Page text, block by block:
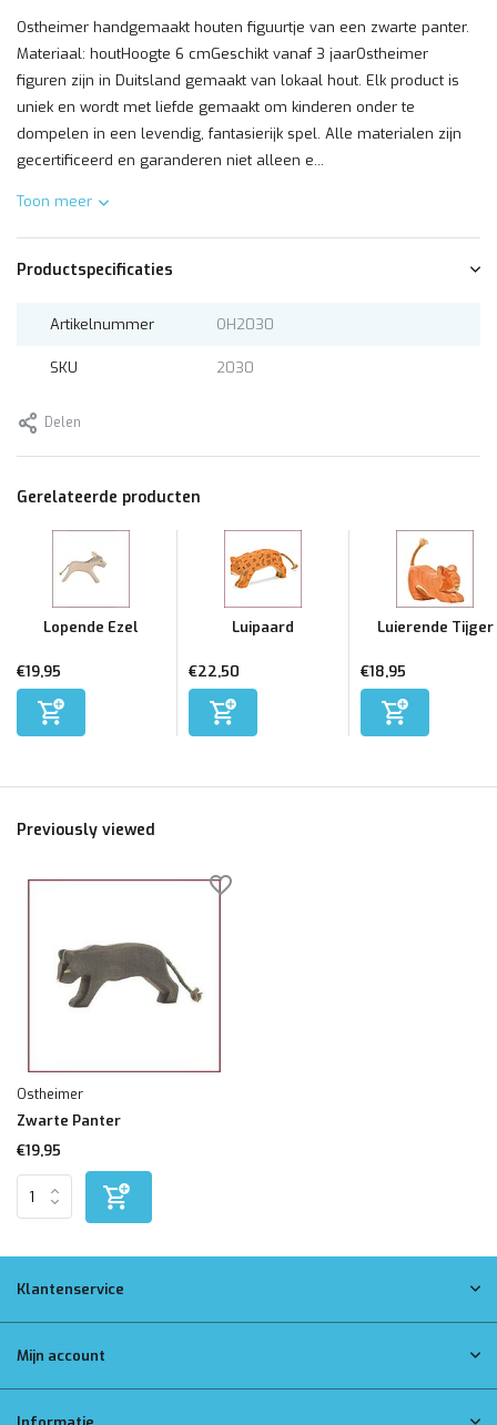
Ostheimer handgemaakt houten figuurtje van een zwarte panter.
Materiaal: houtHoogte 6 cmGeschikt vanaf 3 jaarOstheimer
figuren zijn in Duitsland gemaakt van lokaal hout. Elk product is
uniek en wordt met liefde gemaakt om kinderen onder te
dompelen in een levendig, fantasierijk spel. Alle materialen zijn
gecertificeerd en garanderen niet alleen e...
Toon meer
Productspecificaties
Artikelnummer OH2030
SKU 2030
Delen
Gerelateerde producten
Lopende Ezel
€19,95
Luipaard
€22,50
Luierende Tijger
€18,95
Previously viewed
Ostheimer
Zwarte Panter
€19,95
Klantenservice
Mijn account